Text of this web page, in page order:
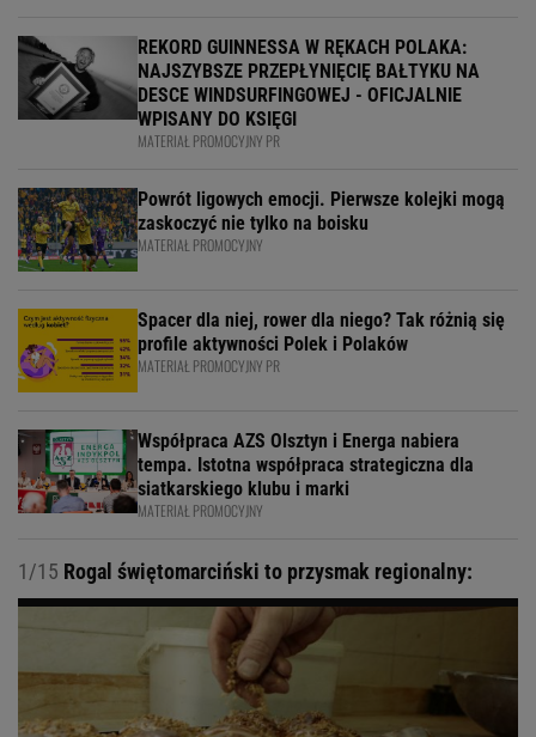
REKORD GUINNESSA W RĘKACH POLAKA:
NAJSZYBSZE PRZEPŁYNIĘCIĘ BAŁTYKU NA
DESCE WINDSURFINGOWEJ - OFICJALNIE
WPISANY DO KSIĘGI
MATERIAŁ PROMOCYJNY PR
Powrót ligowych emocji. Pierwsze kolejki mogą
zaskoczyć nie tylko na boisku
MATERIAŁ PROMOCYJNY
Spacer dla niej, rower dla niego? Tak różnią się
profile aktywności Polek i Polaków
MATERIAŁ PROMOCYJNY PR
Współpraca AZS Olsztyn i Energa nabiera
tempa. Istotna współpraca strategiczna dla
siatkarskiego klubu i marki
MATERIAŁ PROMOCYJNY
1/15 Rogal świętomarciński to przysmak regionalny: